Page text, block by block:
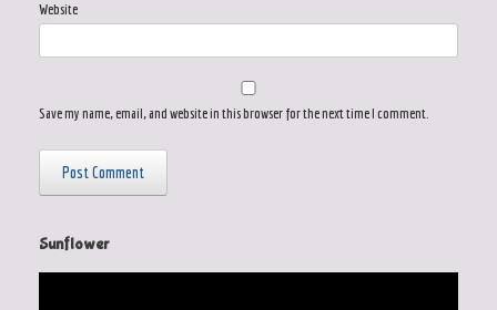
Website
Save my name, email, and website in this browser for the next time I comment.
Sunflower